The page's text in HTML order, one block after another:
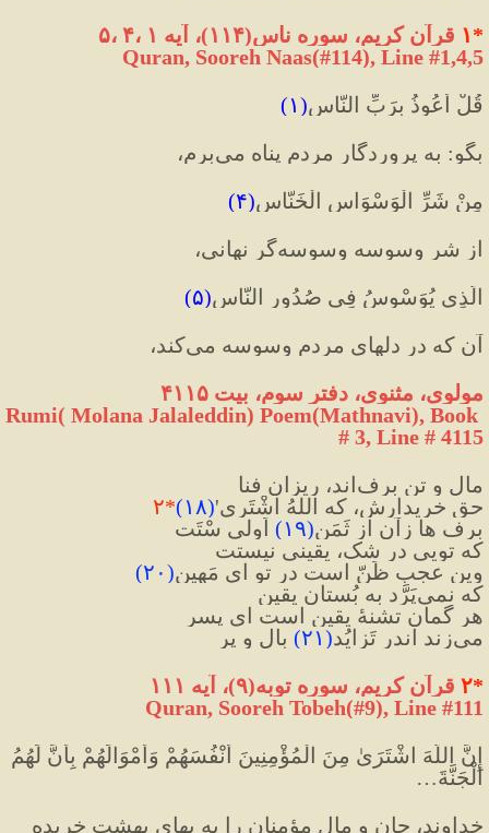
*۱ قرآن کریم، سوره ناس(۱۱۴)، آیه ۱ ،۴ ،۵
Quran, Sooreh Naas(#114), Line #1,4,5
قُلْ أَعُوذُ بِرَبِّ النَّاسِ(١)
بگو: به پروردگار مردم پناه مى‌برم،
مِنْ شَرِّ الْوَسْوَاسِ الْخَنَّاسِ(۴)
از شر وسوسه وسوسه‌گر نهانى،
الَّذِي يُوَسْوِسُ فِي صُدُورِ النَّاسِ(۵)
آن كه در دلهاى مردم وسوسه مى‌كند،
مولوی، مثنوی، دفتر سوم، بیت ۴۱۱۵
Rumi( Molana Jalaleddin) Poem(Mathnavi), Book
# 3, Line # 4115
مال و تن برف‌اند، ریزانِ فنا
حق خریدارش، که اللهُ اشْتَری'(۱۸) ۲*
برف ها زآن از ثَمَن(۱۹) اَولی سْتَت
که تویی در شک، یقینی نیستت
وین عجب ظَنّ است در تو ای مَهین(۲۰)
که نمی‌پَرَّد به بُستانِ یقین
هر گمان تشنهٔ یقین است ای پسر
می‌زند اندر تَزایُد
(۲۱) بال و پر
*۲ قرآن کریم، سوره توبه(۹)، آیه ۱۱۱
Quran, Sooreh Tobeh(#9), Line #111
الْجَنَّةَ…